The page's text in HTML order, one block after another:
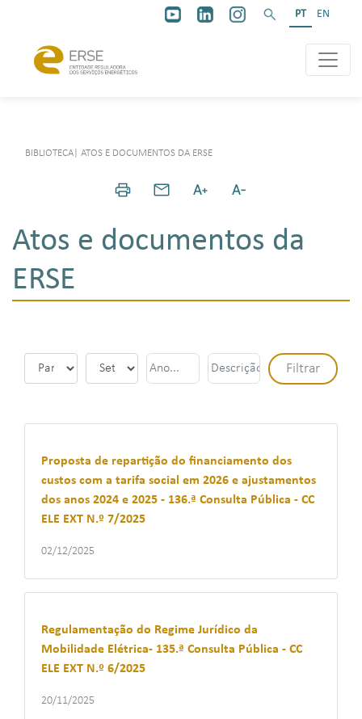
PT EN
BIBLIOTECA ATOS E DOCUMENTOS DA ERSE
Atos e documentos da
ERSE
Proposta de repartição do financiamento dos
custos com a tarifa social em 2026 e ajustamentos
dos anos 2024 e 2025 - 136.ª Consulta Pública - CC
ELE EXT N.º 7/2025
02/12/2025
Regulamentação do Regime Jurídico da
Mobilidade Elétrica- 135.ª Consulta Pública - CC
ELE EXT N.º 6/2025
20/11/2025